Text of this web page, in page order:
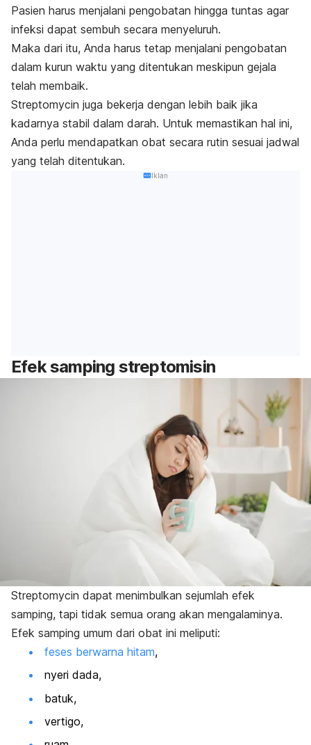
Pasien harus menjalani pengobatan hingga tuntas agar
infeksi dapat sembuh secara menyeluruh.
Maka dari itu, Anda harus tetap menjalani pengobatan
dalam kurun waktu yang ditentukan meskipun gejala
telah membaik.
Streptomycin juga bekerja dengan lebih baik jika
kadarnya stabil dalam darah. Untuk memastikan hal ini,
Anda perlu mendapatkan obat secara rutin sesuai jadwal
yang telah ditentukan.
Iklan
Efek samping streptomisin
Streptomycin dapat menimbulkan sejumlah efek
samping, tapi tidak semua orang akan mengalaminya.
Efek samping umum dari obat ini meliputi:
feses berwarna hitam,
nyeri dada,
batuk,
vertigo,